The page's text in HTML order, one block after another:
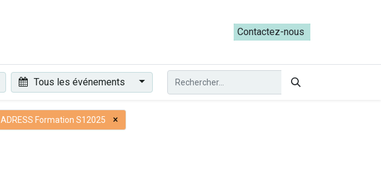
Les ateliers du Parcours ADRESS [mai-juin 2026]
Contactez-nous​​
Tous les événements
ADRESS Formation S12025 ×